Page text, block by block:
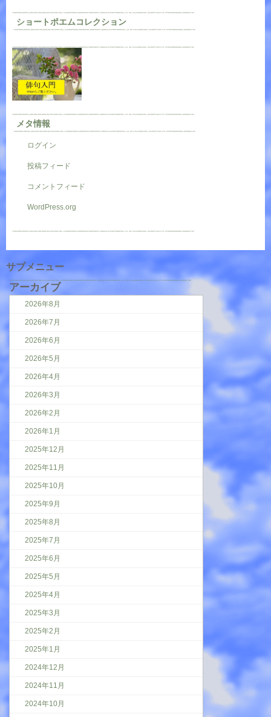
ショートポエムコレクション
メタ情報
ログイン
投稿フィード
コメントフィード
WordPress.org
サブメニュー
アーカイブ
2026年8月
2026年7月
2026年6月
2026年5月
2026年4月
2026年3月
2026年2月
2026年1月
2025年12月
2025年11月
2025年10月
2025年9月
2025年8月
2025年7月
2025年6月
2025年5月
2025年4月
2025年3月
2025年2月
2025年1月
2024年12月
2024年11月
2024年10月